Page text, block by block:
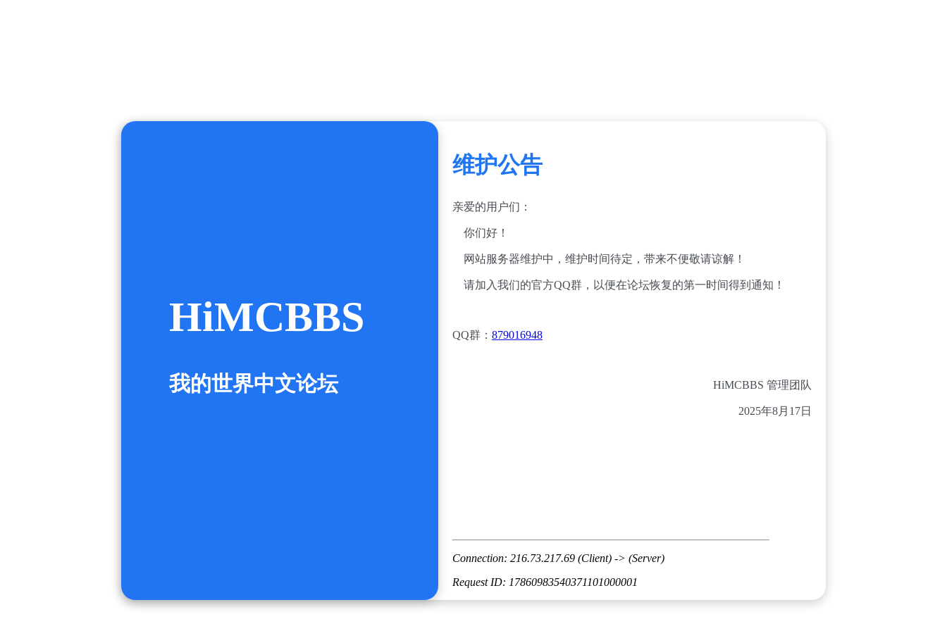
HiMCBBS
我的世界中文论坛
维护公告
亲爱的用户们：
你们好！
网站服务器维护中，维护时间待定，带来不便敬请谅解！
请加入我们的官方QQ群，以便在论坛恢复的第一时间得到通知！
QQ群： 879016948
HiMCBBS 管理团队
2025年8月17日
Connection: 216.73.217.69 (Client) -> (Server)
Request ID: 17860983540371101000001